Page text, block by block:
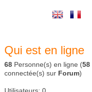
Qui est en ligne
68 Personne(s) en ligne (58
connectée(s) sur Forum)